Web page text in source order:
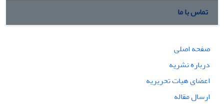
تماس با ما
صفحه اصلی
درباره نشریه
اعضای هیات تحریریه
ارسال مقاله